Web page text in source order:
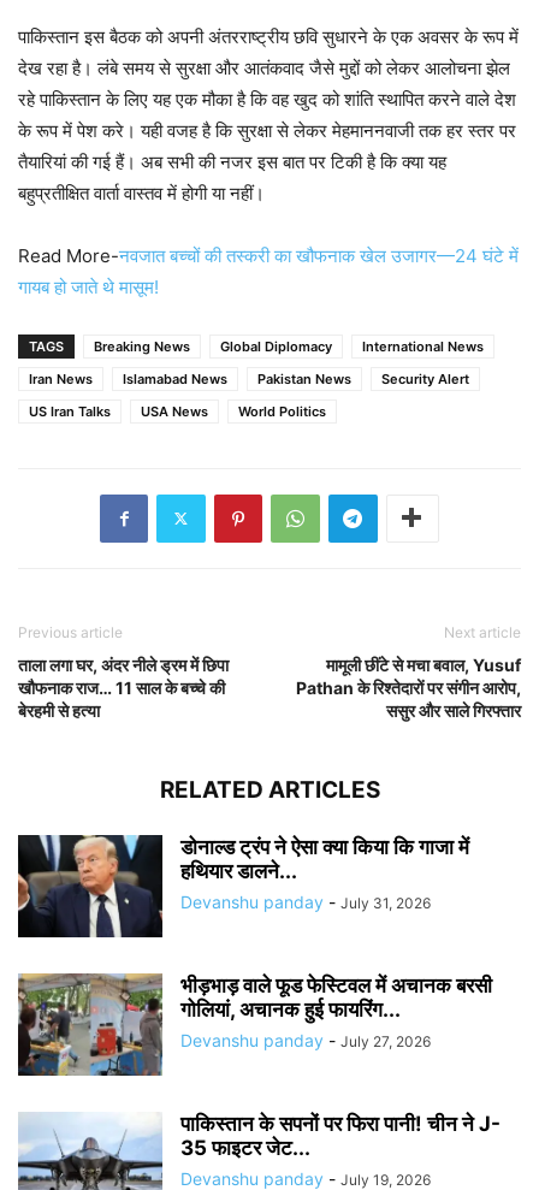
पाकिस्तान इस बैठक को अपनी अंतरराष्ट्रीय छवि सुधारने के एक अवसर के रूप में
देख रहा है। लंबे समय से सुरक्षा और आतंकवाद जैसे मुद्दों को लेकर आलोचना झेल
रहे पाकिस्तान के लिए यह एक मौका है कि वह खुद को शांति स्थापित करने वाले देश
के रूप में पेश करे। यही वजह है कि सुरक्षा से लेकर मेहमाननवाजी तक हर स्तर पर
तैयारियां की गई हैं। अब सभी की नजर इस बात पर टिकी है कि क्या यह
बहुप्रतीक्षित वार्ता वास्तव में होगी या नहीं।
Read More-नवजात बच्चों की तस्करी का खौफनाक खेल उजागर—24 घंटे में
गायब हो जाते थे मासूम!
TAGS Breaking News Global Diplomacy
International News
Iran News
Islamabad News Pakistan News
Security Alert
US Iran Talks
USA News World Politics
Previous article
ताला लगा घर, अंदर नीले ड्रम में छिपा
खौफनाक राज… 11 साल के बच्चे की
बेरहमी से हत्या
Next article
मामूली छींटे से मचा बवाल, Yusuf
Pathan के रिश्तेदारों पर संगीन आरोप,
ससुर और साले गिरफ्तार
RELATED ARTICLES
डोनाल्ड ट्रंप ने ऐसा क्या किया कि गाजा में
हथियार डालने...
Devanshu panday - July 31, 2026
भीड़भाड़ वाले फूड फेस्टिवल में अचानक बरसी
गोलियां, अचानक हुई फायरिंग...
Devanshu panday - July 27, 2026
पाकिस्तान के सपनों पर फिरा पानी! चीन ने J-
35 फाइटर जेट...
Devanshu panday - July 19, 2026